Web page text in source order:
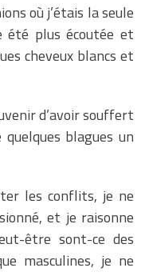
où j’étais la seule
été plus écoutée et
cheveux blancs et
d’avoir souffert
blagues un
les conflits, je ne
et je raisonne
être sont-ce des
masculines, je ne